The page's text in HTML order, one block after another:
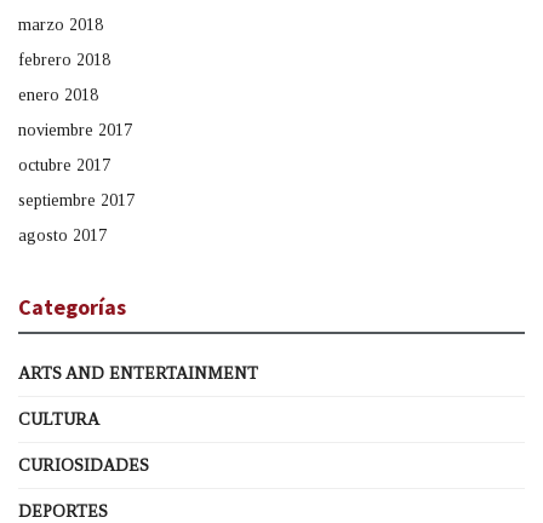
marzo 2018
febrero 2018
enero 2018
noviembre 2017
octubre 2017
septiembre 2017
agosto 2017
Categorías
ARTS AND ENTERTAINMENT
CULTURA
CURIOSIDADES
DEPORTES